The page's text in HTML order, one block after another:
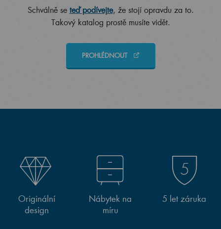
Schválně se teď podívejte, že stojí opravdu za to.
Takový katalog prostě musíte vidět.
PROHLÉDNOUT
Originální
design
Nábytek na
míru
5 let záruka